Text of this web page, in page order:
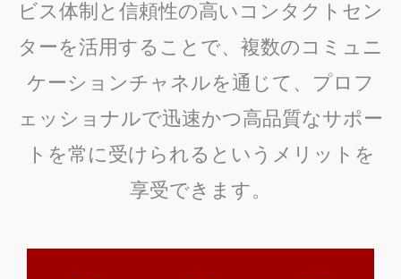
ビス体制と信頼性の高いコンタクトセン
ターを活用することで、複数のコミュニ
ケーションチャネルを通じて、プロフ
ェッショナルで迅速かつ高品質なサポー
トを常に受けられるというメリットを
享受できます。